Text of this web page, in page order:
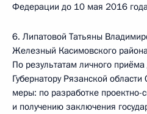
Федерации до 10 мая 2016
6. Липатовой Татьяны
Железный Касимовского
По результатам личного
Губернатору Рязанской
меры: по разработке проектно-
и получению заключения